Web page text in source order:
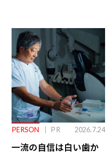
PERSON PR 2026.7.24
一流の自信は白い歯か